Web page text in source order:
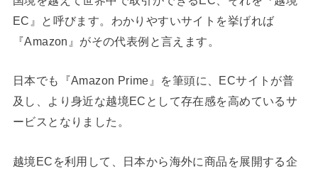
EC』と呼びます。わかりやすいサイトを挙げれば
『Amazon』がその代表例と言えます。
日本でも『Amazon Prime』を筆頭に、ECサイトが普
及し、より身近な越境ECとして存在感を高めているサ
ービスとなりました。
越境ECを利用して、日本から海外に商品を展開する企